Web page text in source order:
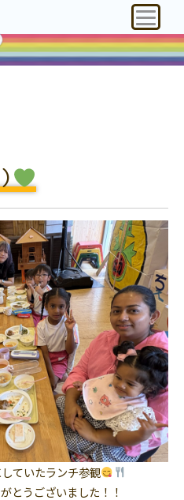
ていたランチ参観
とうございました！！